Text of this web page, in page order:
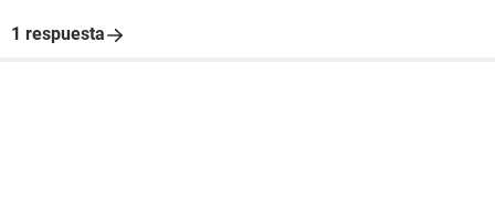
1 respuesta